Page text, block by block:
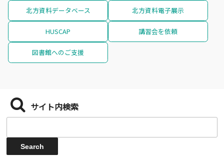
北方資料データベース 北方資料電子展示
HUSCAP 講習会を依頼
図書館へのご支援
サイト内検索